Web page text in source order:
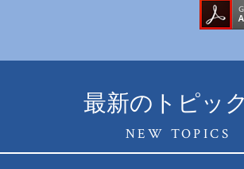
最新のトピッ
NEW TOPICS